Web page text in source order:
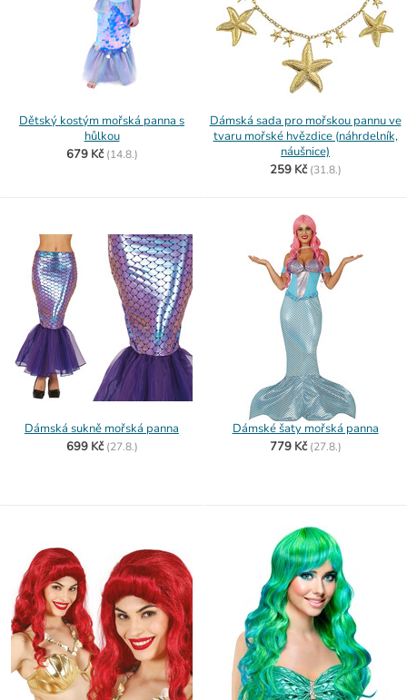
Dětský kostým mořská panna s
hůlkou
679 Kč (14.8.)
Dámská sada pro mořskou pannu ve
tvaru mořské hvězdice (náhrdelník,
náušnice)
259 Kč (31.8.)
Dámská sukně mořská panna
699 Kč (27.8.)
Dámské šaty mořská panna
779 Kč (27.8.)